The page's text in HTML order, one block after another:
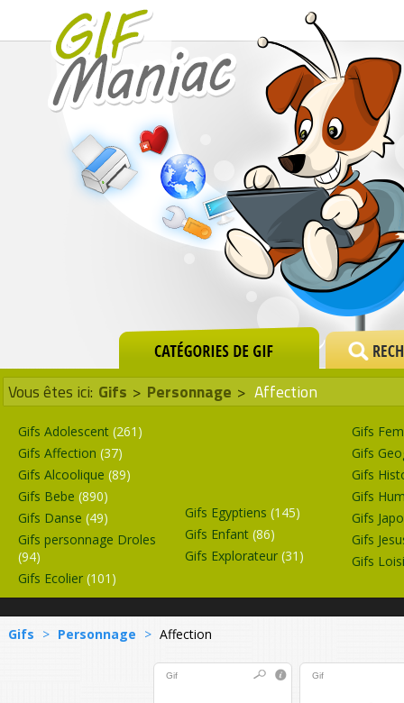
Vous êtes ici: Gifs > Personnage > Affection
Gifs Adolescent (261)
Gifs Affection (37)
Gifs Alcoolique (89)
Gifs Bebe (890)
Gifs Danse (49)
Gifs personnage Droles
(94)
Gifs Ecolier (101)
Gifs Egyptiens (145)
Gifs Enfant (86)
Gifs Explorateur (31)
Gifs
Gifs
Gifs
Gifs
Gifs
Gifs
Gifs
Gifs > Personnage > Affection
Gif Gif